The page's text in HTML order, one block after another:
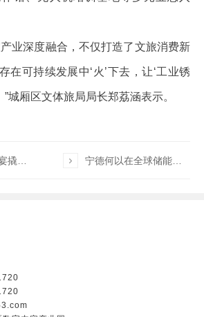
业深度融合，不仅打造了文旅消费新
在可持续发展中‘火’下去，让‘工业锈
”城厢区文体旅局局长郑荔涵表示。
寿宁：一席长桌宴撬动亿元产业链  宁德何以在全球储能赛道强势崛起？